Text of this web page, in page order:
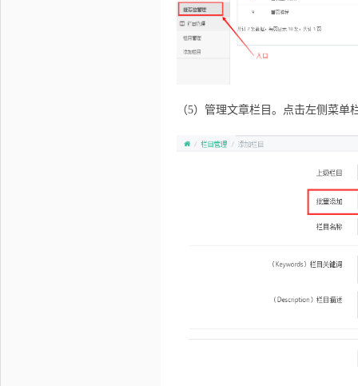
（5）管理文章栏目。点击左侧菜